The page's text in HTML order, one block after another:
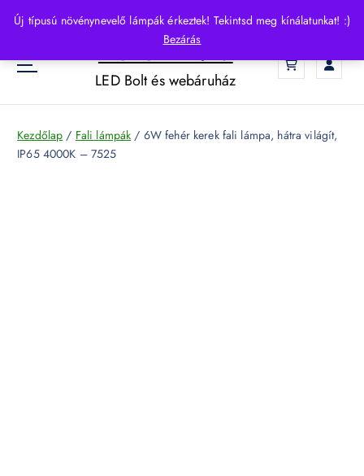
Új típusú növénynevelő lámpák érkeztek! Tekintsd meg kínálatunkat! :)
Bezárás
p
o
HelloLED.hu
LED Bolt és webáruház
Kezdőlap / Fali lámpák / 6W fehér kerek fali lámpa, hátra világít,
IP65 4000K – 7525